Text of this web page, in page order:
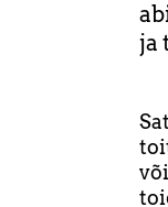
ja